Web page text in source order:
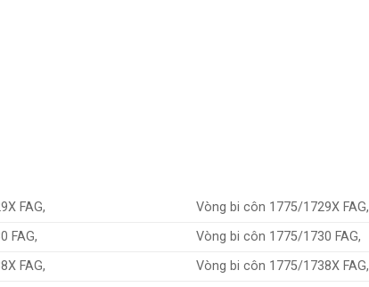
FAG,
Vòng bi côn 1775/1729X FAG,
FAG,
Vòng bi côn 1775/1730 FAG,
FAG,
Vòng bi côn 1775/1738X FAG,